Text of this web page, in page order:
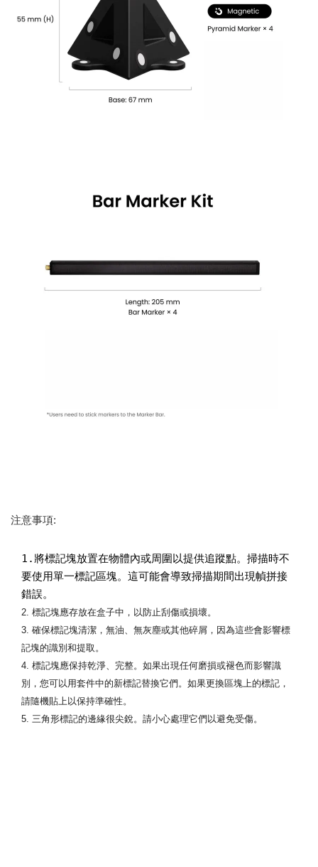
注意事項:
1.將標記塊放置在物體內或周圍以提供追蹤點。掃描時不
要使用單一標記區塊。這可能會導致掃描期間出現幀拼接
2. 標記塊應存放在盒子中，以防止刮傷或損壞。
3. 確保標記塊清潔，無油、無灰塵或其他碎屑，因為這些會影響標
記塊的識別和提取。
4. 標記塊應保持乾淨、完整。如果出現任何磨損或褪色而影響識
別，您可以用套件中的新標記替換它們。如果更換區塊上的標記，
請隨機貼上以保持準確性。
5. 三角形標記的邊緣很尖銳。請小心處理它們以避免受傷。